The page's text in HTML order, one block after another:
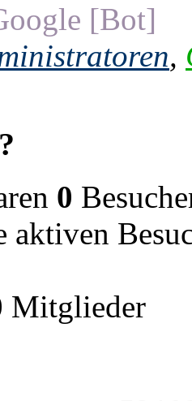
[Bot]
,
0
aktiven
Mitglieder